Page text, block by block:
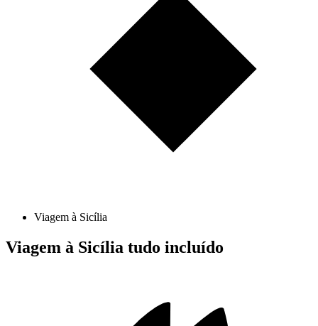
Viagem à Sicília
Viagem à Sicília tudo incluído